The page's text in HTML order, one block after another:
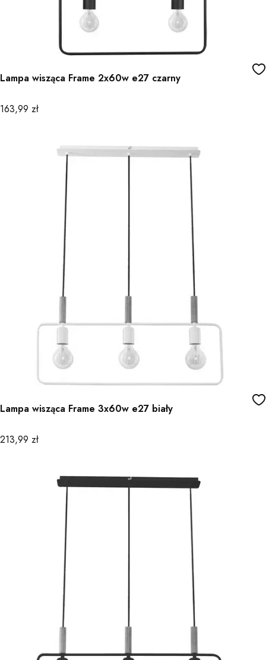
Lampa wisząca Frame 2x60w e27 czarny
Cena
163,99 zł
Lampa wisząca Frame 3x60w e27 biały
Cena
213,99 zł